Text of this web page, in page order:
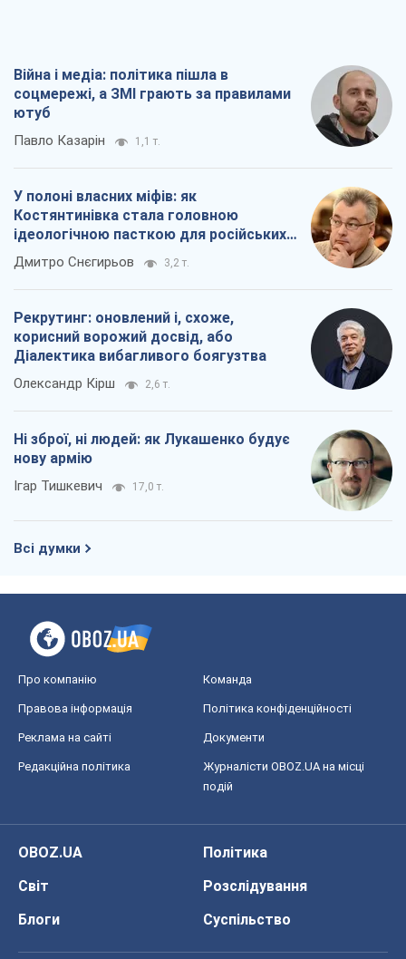
Війна і медіа: політика пішла в
соцмережі, а ЗМІ грають за правилами
ютуб
Павло Казарін 1,1 т.
У полоні власних міфів: як
Костянтинівка стала головною
ідеологічною пасткою для російських
окупантів
Дмитро Снєгирьов 3,2 т.
Рекрутинг: оновлений і, схоже,
корисний ворожий досвід, або
Діалектика вибагливого боягузтва
Олександр Кірш 2,6 т.
Ні зброї, ні людей: як Лукашенко будує
нову армію
Ігар Тишкевич 17,0 т.
Всі думки
Про компанію Команда
Правова інформація Політика конфіденційності
Реклама на сайті Документи
Редакційна політика
Журналісти OBOZ.UA на місці
подій
OBOZ.UA
Політика
Світ
Розслідування
Блоги
Суспільство